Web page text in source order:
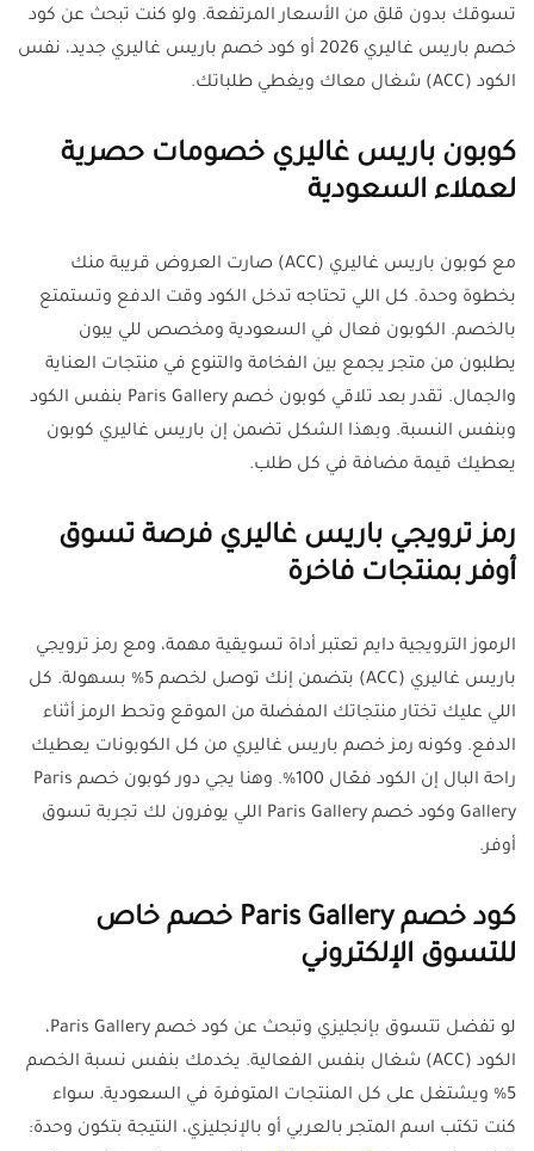
تسوقك بدون قلق من الأسعار المرتفعة. ولو كنت تبحث عن كود
خصم باريس غاليري 2026 أو كود خصم باريس غاليري جديد، نفس
الكود (ACC) شغال معاك ويغطي طلباتك.
كوبون باريس غاليري خصومات حصرية
لعملاء السعودية
مع كوبون باريس غاليري (ACC) صارت العروض قريبة منك
بخطوة وحدة. كل اللي تحتاجه تدخل الكود وقت الدفع وتستمتع
بالخصم. الكوبون فعال في السعودية ومخصص للي يبون
يطلبون من متجر يجمع بين الفخامة والتنوع في منتجات العناية
والجمال. تقدر بعد تلاقي كوبون خصم Paris Gallery بنفس الكود
وبنفس النسبة. وبهذا الشكل تضمن إن باريس غاليري كوبون
يعطيك قيمة مضافة في كل طلب.
رمز ترويجي باريس غاليري فرصة تسوق
أوفر بمنتجات فاخرة
الرموز الترويجية دايم تعتبر أداة تسويقية مهمة، ومع رمز ترويجي
باريس غاليري (ACC) بتضمن إنك توصل لخصم 5% بسهولة. كل
اللي عليك تختار منتجاتك المفضلة من الموقع وتحط الرمز أثناء
الدفع. وكونه رمز خصم باريس غاليري من كل الكوبونات يعطيك
راحة البال إن الكود فعّال 100%. وهنا يجي دور كوبون خصم Paris
Gallery وكود خصم Paris Gallery اللي يوفرون لك تجربة تسوق
أوفر.
كود خصم Paris Gallery خصم خاص
للتسوق الإلكتروني
لو تفضل تتسوق بإنجليزي وتبحث عن كود خصم Paris Gallery،
الكود (ACC) شغال بنفس الفعالية. يخدمك بنفس نسبة الخصم
5% ويشتغل على كل المنتجات المتوفرة في السعودية. سواء
كنت تكتب اسم المتجر بالعربي أو بالإنجليزي، النتيجة بتكون وحدة: